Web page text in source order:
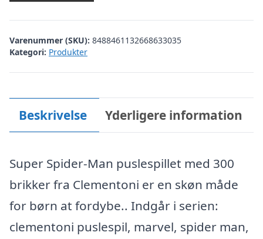
Varenummer (SKU): 8488461132668633035
Kategori: Produkter
Beskrivelse Yderligere information
Super Spider-Man puslespillet med 300
brikker fra Clementoni er en skøn måde
for børn at fordybe.. Indgår i serien:
clementoni puslespil, marvel, spider man,